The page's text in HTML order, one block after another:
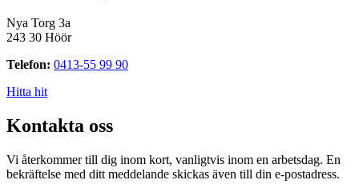
Nya Torg 3a
243 30 Höör
Telefon: 0413-55 99 90
Hitta hit
Kontakta oss
Vi återkommer till dig inom kort, vanligtvis inom en arbetsdag. En
bekräftelse med ditt meddelande skickas även till din e-postadress.